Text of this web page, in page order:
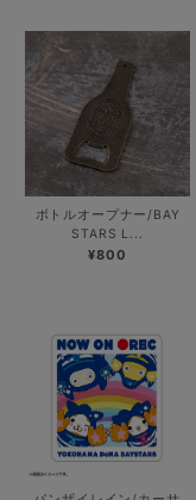
ボトルオープナー/BAY
STARS L...
¥800